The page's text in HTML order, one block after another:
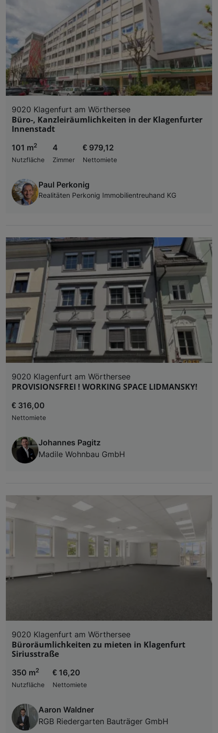
9020 Klagenfurt am Wörthersee
Büro-, Kanzleiräumlichkeiten in der Klagenfurter
Innenstadt
101 m2
Nutzfläche
4
Zimmer
€ 979,12
Nettomiete
Paul Perkonig
Realitäten Perkonig Immobilientreuhand KG
9020 Klagenfurt am Wörthersee
PROVISIONSFREI ! WORKING SPACE LIDMANSKY!
€ 316,00
Nettomiete
Johannes Pagitz
Madile Wohnbau GmbH
9020 Klagenfurt am Wörthersee
Büroräumlichkeiten zu mieten in Klagenfurt
Siriusstraße
350 m2
Nutzfläche
€ 16,20
Nettomiete
Aaron Waldner
RGB Riedergarten Bauträger GmbH